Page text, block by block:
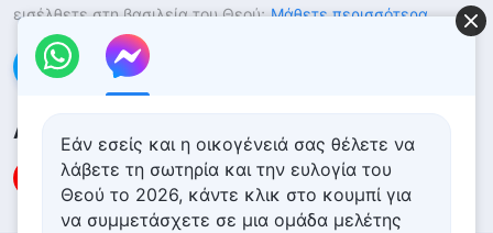
εισέλθετε στη βασιλεία του Θεού; Μάθετε περισσότερα
Επικοινωνήστε μαζί μας μέσω Messenger
Ακολουθήστε μας
Εάν εσείς και η οικογένειά σας θέλετε να
λάβετε τη σωτηρία και την ευλογία του
Θεού το 2026, κάντε κλικ στο κουμπί για
να συμμετάσχετε σε μια ομάδα μελέτης